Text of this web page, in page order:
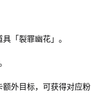
「裂罪幽花」。
外目标，可获得对应粉